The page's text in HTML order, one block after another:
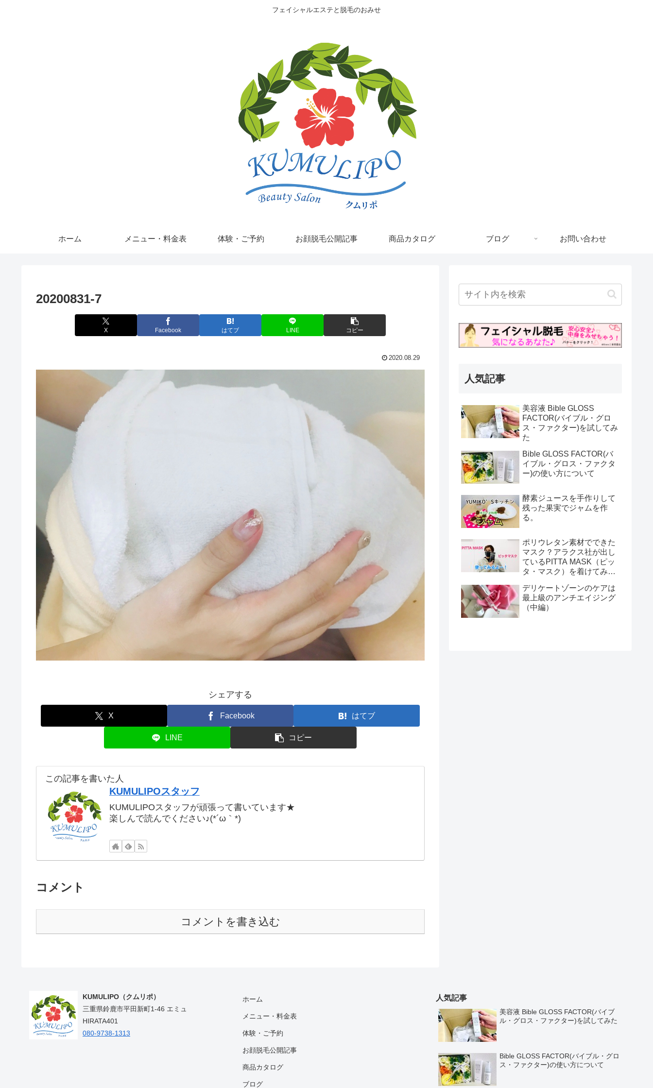
フェイシャルエステと脱毛のおみせ
ホーム メニュー・料金表 体験・ご予約 お顔脱毛公開記事 商品カタログ ブログ お問い合わせ
20200831-7
X Facebook はてブ LINE コピー
2020.08.29
シェアする
X Facebook はてブ
LINE コピー
この記事を書いた人
KUMULIPOスタッフ
KUMULIPOスタッフが頑張って書いています★
楽しんで読んでください♪(*´ω｀*)
コメント
コメントを書き込む
人気記事
美容液 Bible GLOSS
FACTOR(バイブル・グロ
ス・ファクター)を試してみ
た
Bible GLOSS FACTOR(バ
イブル・グロス・ファクタ
ー)の使い方について
酵素ジュースを手作りして
残った果実でジャムを作
る。
ポリウレタン素材でできた
マスク？アラクス社が出し
ているPITTA MASK（ピッ
タ・マスク）を着けてみま
デリケートゾーンのケアは
最上級のアンチエイジング
（中編）
KUMULIPO（クムリポ）
三重県鈴鹿市平田新町1-46 エミュ
HIRATA401
080-9738-1313
ホーム
メニュー・料金表
体験・ご予約
お顔脱毛公開記事
商品カタログ
ブログ
人気記事
美容液 Bible GLOSS FACTOR(バイブ
ル・グロス・ファクター)を試してみた
Bible GLOSS FACTOR(バイブル・グロ
ス・ファクター)の使い方について